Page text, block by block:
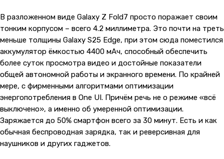
В разложенном виде Galaxy Z Fold7 просто поражает своим
тонким корпусом – всего 4.2 миллиметра. Это почти на треть
меньше толщины Galaxy S25 Edge, при этом сюда поместился
аккумулятор ёмкостью 4400 мАч, способный обеспечить
более суток просмотра видео и достойные показатели
общей автономной работы и экранного времени. По крайней
мере, с фирменными алгоритмами оптимизации
энергопотребления в One UI. Причём речь не о режиме «всё
выключено», а именно об умеренной оптимизации.
Заряжается до 50% смартфон всего за 30 минут. Есть и как
обычная беспроводная зарядка, так и реверсивная для
наушников и других гаджетов.